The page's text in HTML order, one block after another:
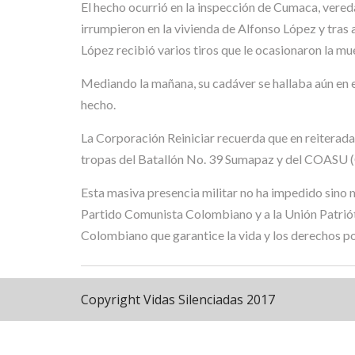
El hecho ocurrió en la inspección de Cumaca,
irrumpieron en la vivienda de Alfonso López y
López recibió varios tiros que le ocasionaron la
Mediando la mañana, su cadáver se hallaba aún
hecho.
La Corporación Reiniciar recuerda que en
tropas del Batallón No. 39 Sumapaz y del
Esta masiva presencia militar no ha impedido
Partido Comunista Colombiano y a la Unión
Colombiano que garantice la vida y los derechos
Copyright Vidas Silenciadas 2017